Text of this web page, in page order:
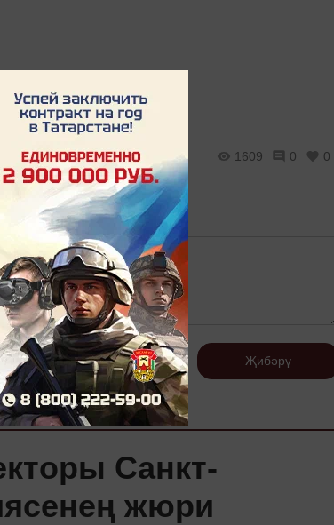
1609 0 0
Теркәлү Җибәрү
Санкт-
жюри